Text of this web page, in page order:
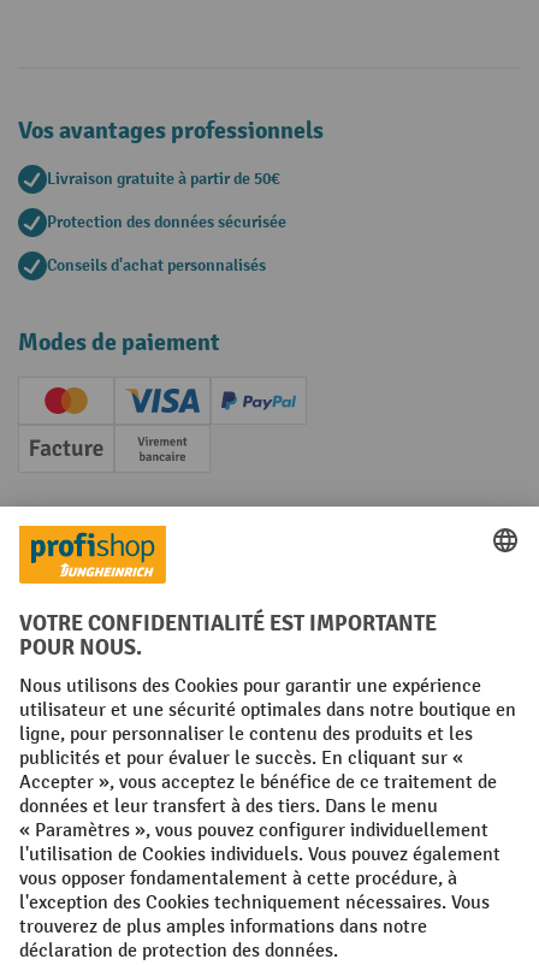
Vos avantages professionnels
Livraison gratuite à partir de 50€
Protection des données sécurisée
Conseils d'achat personnalisés
Modes de paiement
Creditcard (Master)Creditcard (Visa)
PayPal
Facture Paiement anticipé
Réseaux sociaux
Facebook
YouTube
LinkedInInstagram
Conditions générales Mentions légales
Protection des Données Politique de cookies
All prices excl. VAT plusshipping costsand possible delivery charges,
if not stated otherwise.
¹ La remise est valable jusqu'à épuisement des stocks. La remise ne
s'applique pas aux prix spéciaux. Il n'est pas possible de le combiner
avec d'autres réductions en pourcentage ou bons de réduction. | ² Une
réduction unique est offerte lors de la première inscription à la